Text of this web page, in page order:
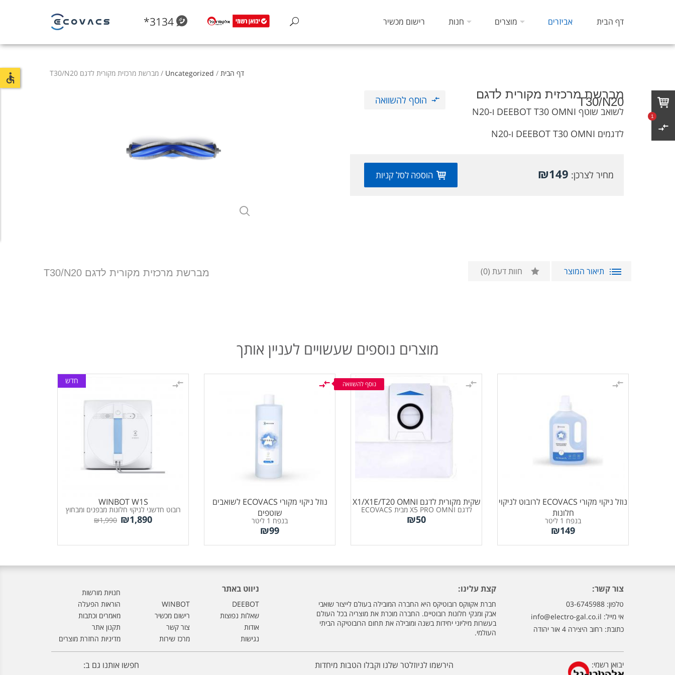
*3134 דף הבית אביזרים מוצרים חנות רישום מכשיר
1
דף הבית /
Uncategorized / מברשת מרכזית מקורית לדגם T30/N20
מברשת מרכזית מקורית לדגם
T30/N20
לשואב שוטף DEEBOT T30 OMNI ו-N20
הוסף להשוואה
לדגמים DEEBOT T30 OMNI ו-N20
מחיר לצרכן: ₪149 הוספה לסל קניות
תיאור המוצר חוות דעת (0) מברשת מרכזית מקורית לדגם T30/N20
מוצרים נוספים שעשויים לעניין אותך
נוזל ניקוי מקורי ECOVACS לרובוט לניקוי
חלונות
בנפח 1 ליטר
₪149
שקית מקורית לדגם X1/X1E/T20 OMNI
לדגם X5 PRO OMNI מבית ECOVACS
₪50
נוסף להשוואה
נוזל ניקוי מקורי ECOVACS לשואבים
שוטפים
בנפח 1 ליטר
₪99
חדש
WINBOT W1S
רובוט חדשני לניקוי חלונות מבפנים ומבחוץ
₪1,890
₪1,990
צור קשר:
טלפון: 03-6745988
אי מייל: info@electro-gal.co.il
כתובת: רחוב היצירה 4 אור יהודה
קצת עלינו:
חברת אקווקס רובוטיקס היא החברה המובילה בעולם לייצור שואבי
אבק ומנקי חלונות רובוטיים. החברה מוכרת את מוצריה בכל העולם
בעשרות מיליוני יחידות בשנה ומובילה את תחום הרובוטיקה הביתי
העולמי.
חנויות מורשות
הוראות הפעלה
מאמרים וכתבות
תקנון אתר
מדיניות החזרת מוצרים
WINBOT
רישום מכשיר
צור קשר
מרכז שירות
ניווט באתר
DEEBOT
שאלות נפוצות
אודות
נגישות
יבואן רשמי: הירשמו לניוזלטר שלנו וקבלו הטבות מיחדות חפשו אותנו גם ב: